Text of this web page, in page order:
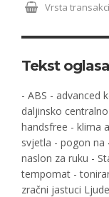
Vrsta
Tekst oglasa
- ABS - advanced
daljinsko
handsfree - klima
svjetla - pogon na
naslon za ruku -
tempomat -
zračni jastuci